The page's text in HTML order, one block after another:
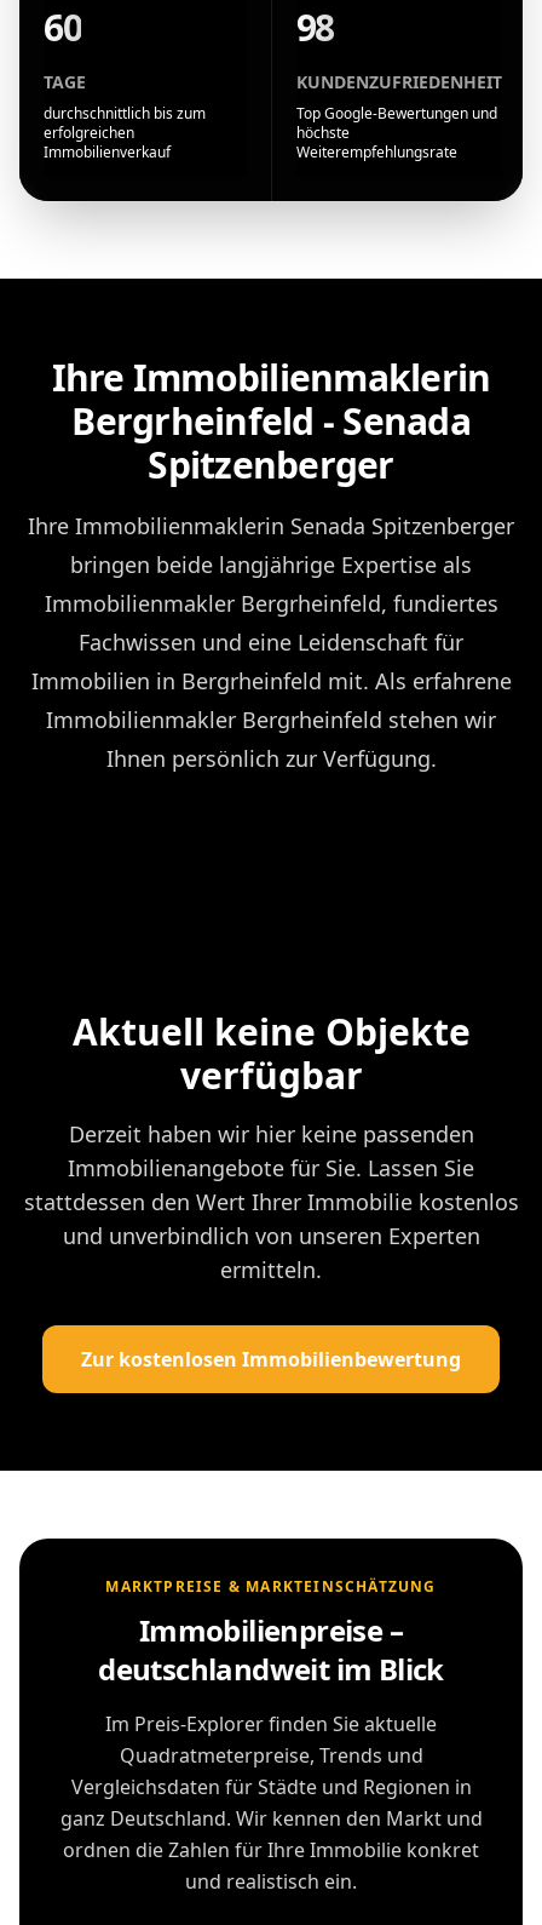
60
TAGE
durchschnittlich bis zum
erfolgreichen
Immobilienverkauf
98
KUNDENZUFRIEDENHEIT
Top Google-Bewertungen und
höchste
Weiterempfehlungsrate
Ihre Immobilienmaklerin
Bergrheinfeld - Senada
Spitzenberger
Ihre Immobilienmaklerin Senada Spitzenberger
bringen beide langjährige Expertise als
Immobilienmakler Bergrheinfeld, fundiertes
Fachwissen und eine Leidenschaft für
Immobilien in Bergrheinfeld mit. Als erfahrene
Immobilienmakler Bergrheinfeld stehen wir
Ihnen persönlich zur Verfügung.
Aktuell keine Objekte
verfügbar
Derzeit haben wir hier keine passenden
Immobilienangebote für Sie. Lassen Sie
stattdessen den Wert Ihrer Immobilie kostenlos
und unverbindlich von unseren Experten
ermitteln.
Zur kostenlosen Immobilienbewertung
MARKTPREISE & MARKTEINSCHÄTZUNG
Immobilienpreise –
deutschlandweit im Blick
Im Preis-Explorer finden Sie aktuelle
Quadratmeterpreise, Trends und
Vergleichsdaten für Städte und Regionen in
ganz Deutschland. Wir kennen den Markt und
ordnen die Zahlen für Ihre Immobilie konkret
und realistisch ein.